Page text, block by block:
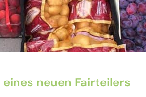
neuen Fairteilers